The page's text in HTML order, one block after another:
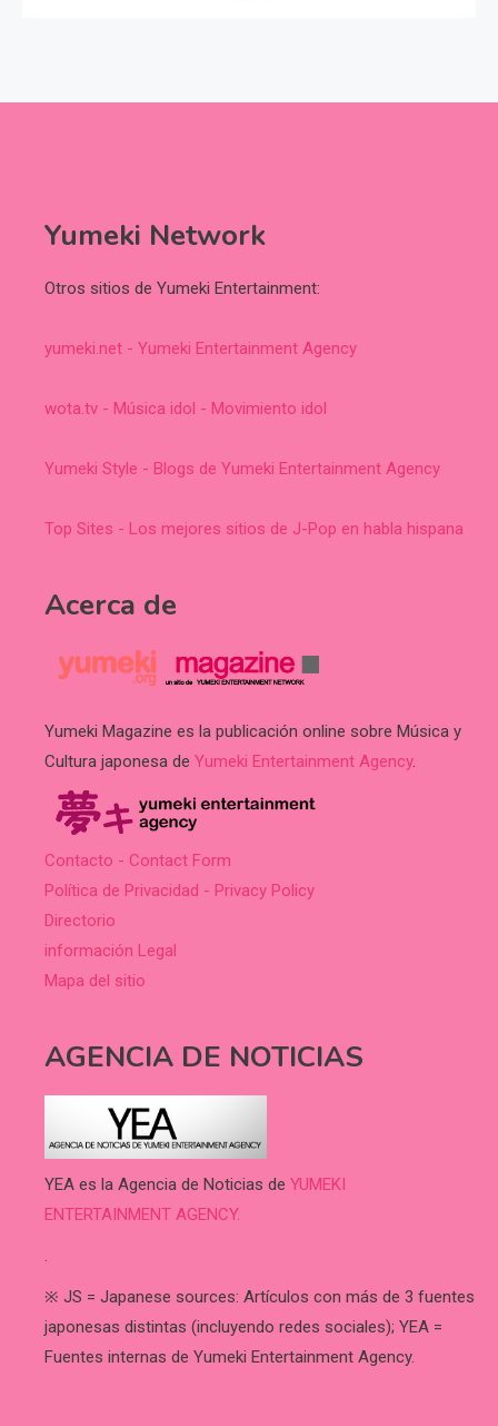
Yumeki Network
Otros sitios de Yumeki Entertainment:
yumeki.net - Yumeki Entertainment Agency
wota.tv - Música idol - Movimiento idol
Yumeki Style - Blogs de Yumeki Entertainment Agency
Top Sites - Los mejores sitios de J-Pop en habla hispana
Acerca de
Yumeki Magazine es la publicación online sobre Música y
Cultura japonesa de Yumeki Entertainment Agency.
Contacto - Contact Form
Política de Privacidad - Privacy Policy
Directorio
información Legal
Mapa del sitio
AGENCIA DE NOTICIAS
YEA es la Agencia de Noticias de YUMEKI
ENTERTAINMENT AGENCY.
.
※ JS = Japanese sources: Artículos con más de 3 fuentes
japonesas distintas (incluyendo redes sociales); YEA =
Fuentes internas de Yumeki Entertainment Agency.